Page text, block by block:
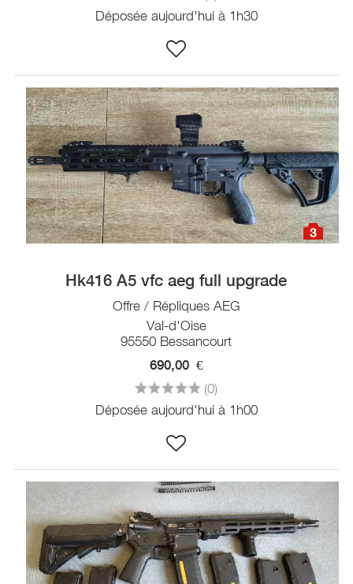
Déposée aujourd'hui à 1h30
3
Hk416 A5 vfc aeg full upgrade
Offre / Répliques AEG
Val-d'Oise
95550 Bessancourt
690,00 €
(0)
Déposée aujourd'hui à 1h00